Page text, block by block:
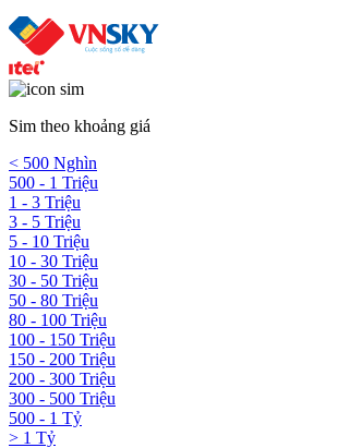
Sim theo khoảng giá
< 500 Nghìn
500 - 1 Triệu
1 - 3 Triệu
3 - 5 Triệu
5 - 10 Triệu
10 - 30 Triệu
30 - 50 Triệu
50 - 80 Triệu
80 - 100 Triệu
100 - 150 Triệu
150 - 200 Triệu
200 - 300 Triệu
300 - 500 Triệu
500 - 1 Tỷ
> 1 Tỷ